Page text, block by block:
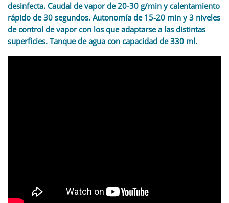
desinfecta. Caudal de vapor de 20-30 g/min y calentamiento
rápido de 30 segundos. Autonomía de 15-20 min y 3 niveles
de control de vapor con los que adaptarse a las distintas
superficies. Tanque de agua con capacidad de 330 ml.